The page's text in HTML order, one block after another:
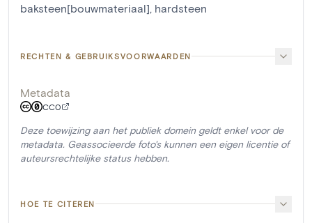
baksteen[bouwmateriaal], hardsteen
RECHTEN & GEBRUIKSVOORWAARDEN
Metadata
CC0
Deze toewijzing aan het publiek domein geldt enkel voor de
metadata. Geassocieerde foto's kunnen een eigen licentie of
auteursrechtelijke status hebben.
HOE TE CITEREN